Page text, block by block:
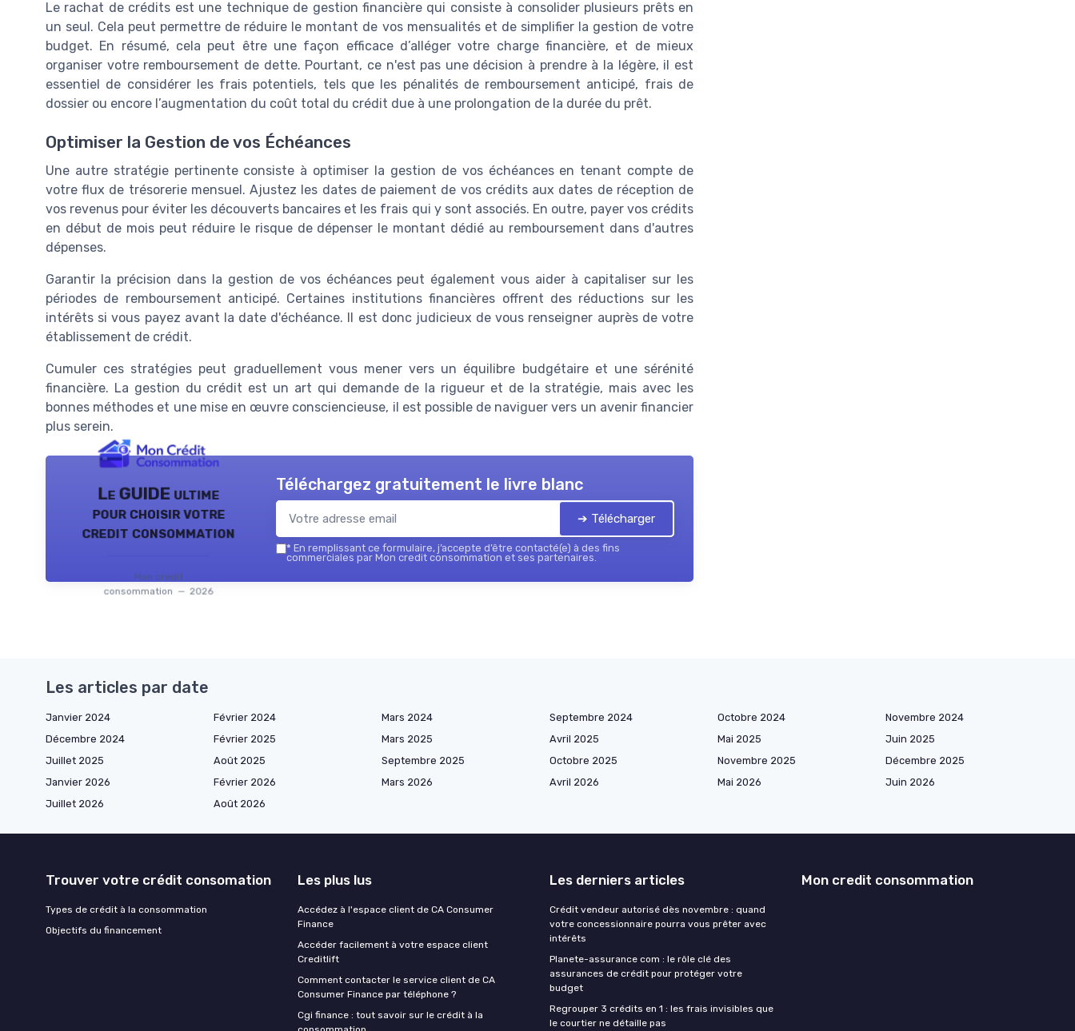
Le rachat de crédits est une technique de gestion financière qui consiste à consolider plusieurs prêts en
un seul. Cela peut permettre de réduire le montant de vos mensualités et de simplifier la gestion de votre
budget. En résumé, cela peut être une façon efficace d’alléger votre charge financière, et de mieux
organiser votre remboursement de dette. Pourtant, ce n'est pas une décision à prendre à la légère, il est
essentiel de considérer les frais potentiels, tels que les pénalités de remboursement anticipé, frais de
dossier ou encore l’augmentation du coût total du crédit due à une prolongation de la durée du prêt.
Optimiser la Gestion de vos Échéances
Une autre stratégie pertinente consiste à optimiser la gestion de vos échéances en tenant compte de
votre flux de trésorerie mensuel. Ajustez les dates de paiement de vos crédits aux dates de réception de
vos revenus pour éviter les découverts bancaires et les frais qui y sont associés. En outre, payer vos crédits
en début de mois peut réduire le risque de dépenser le montant dédié au remboursement dans d'autres
dépenses.
Garantir la précision dans la gestion de vos échéances peut également vous aider à capitaliser sur les
périodes de remboursement anticipé. Certaines institutions financières offrent des réductions sur les
intérêts si vous payez avant la date d'échéance. Il est donc judicieux de vous renseigner auprès de votre
établissement de crédit.
Cumuler ces stratégies peut graduellement vous mener vers un équilibre budgétaire et une sérénité
financière. La gestion du crédit est un art qui demande de la rigueur et de la stratégie, mais avec les
bonnes méthodes et une mise en œuvre consciencieuse, il est possible de naviguer vers un avenir financier
plus serein.
Le GUIDE ultime
pour choisir votre
credit consommation
Mon credit
consommation — 2026
Téléchargez gratuitement le livre blanc
➔ Télécharger
* En remplissant ce formulaire, j’accepte d’être contacté(e) à des fins
commerciales par Mon credit consommation et ses partenaires.
Les articles par date
Janvier 2024 Février 2024 Mars 2024 Septembre 2024 Octobre 2024
Novembre 2024
Décembre 2024
Février 2025 Mars 2025 Avril 2025 Mai 2025
Juin 2025
Juillet 2025
Août 2025 Septembre 2025 Octobre 2025 Novembre 2025
Décembre 2025
Janvier 2026
Février 2026 Mars 2026 Avril 2026 Mai 2026
Juin 2026
Juillet 2026
Août 2026
Trouver votre crédit consomation
Types de crédit à la consommation
Objectifs du financement
Les plus lus
Accédez à l'espace client de CA Consumer
Finance
Accéder facilement à votre espace client
Creditlift
Comment contacter le service client de CA
Consumer Finance par téléphone ?
Cgi finance : tout savoir sur le crédit à la
Les derniers articles
Crédit vendeur autorisé dès novembre : quand
votre concessionnaire pourra vous prêter avec
intérêts
Planete-assurance com : le rôle clé des
assurances de crédit pour protéger votre
budget
Regrouper 3 crédits en 1 : les frais invisibles que
le courtier ne détaille pas
Mon credit consommation